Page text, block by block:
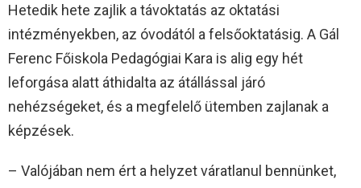
Hetedik hete zajlik a távoktatás az oktatási
intézményekben, az óvodától a felsőoktatásig. A Gál
Ferenc Főiskola Pedagógiai Kara is alig egy hét
leforgása alatt áthidalta az átállással járó
nehézségeket, és a megfelelő ütemben zajlanak a
képzések.
– Valójában nem ért a helyzet váratlanul bennünket,